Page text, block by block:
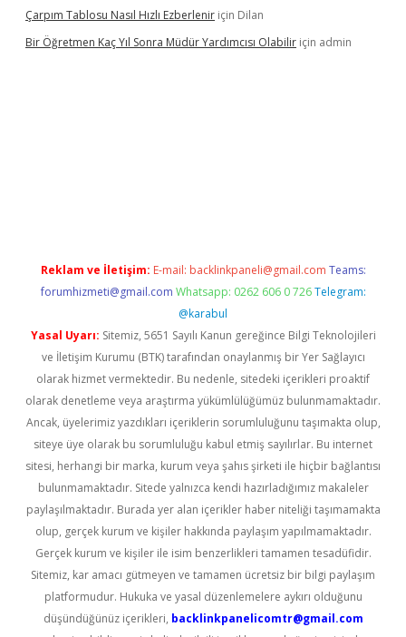
Çarpım Tablosu Nasıl Hızlı Ezberlenir için Dilan
Bir Öğretmen Kaç Yıl Sonra Müdür Yardımcısı Olabilir için admin
Reklam ve İletişim: E-mail: backlinkpaneli@gmail.com Teams:
forumhizmeti@gmail.com Whatsapp: 0262 606 0 726 Telegram:
@karabul
Yasal Uyarı: Sitemiz, 5651 Sayılı Kanun gereğince Bilgi Teknolojileri
ve İletişim Kurumu (BTK) tarafından onaylanmış bir Yer Sağlayıcı
olarak hizmet vermektedir. Bu nedenle, sitedeki içerikleri proaktif
olarak denetleme veya araştırma yükümlülüğümüz bulunmamaktadır.
Ancak, üyelerimiz yazdıkları içeriklerin sorumluluğunu taşımakta olup,
siteye üye olarak bu sorumluluğu kabul etmiş sayılırlar. Bu internet
sitesi, herhangi bir marka, kurum veya şahıs şirketi ile hiçbir bağlantısı
bulunmamaktadır. Sitede yalnızca kendi hazırladığımız makaleler
paylaşılmaktadır. Burada yer alan içerikler haber niteliği taşımamakta
olup, gerçek kurum ve kişiler hakkında paylaşım yapılmamaktadır.
Gerçek kurum ve kişiler ile isim benzerlikleri tamamen tesadüfidir.
Sitemiz, kar amacı gütmeyen ve tamamen ücretsiz bir bilgi paylaşım
platformudur. Hukuka ve yasal düzenlemelere aykırı olduğunu
düşündüğünüz içerikleri, backlinkpanelicomtr@gmail.com